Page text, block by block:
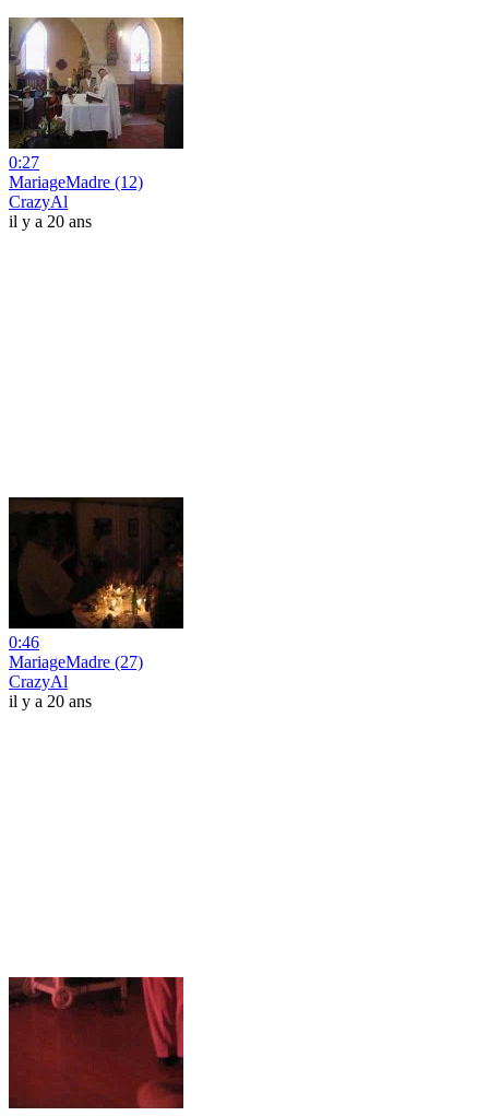
0:27
MariageMadre (12)
CrazyAl
il y a 20 ans
0:46
MariageMadre (27)
CrazyAl
il y a 20 ans